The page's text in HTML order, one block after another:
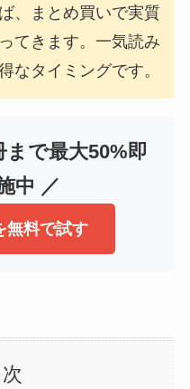
、まとめ買いで実質
てきます。一気読み
なタイミングです。
まで最大50%即
中 ／
無料で試す